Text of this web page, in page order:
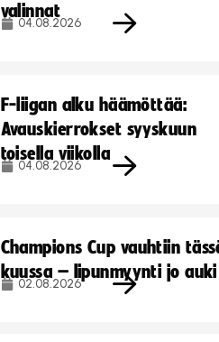
valinnat
04.08.2026
F-liigan alku häämöttää:
Avauskierrokset syyskuun
toisella viikolla
04.08.2026
Champions Cup vauhtiin
kuussa – lipunmyynti jo auki
02.08.2026